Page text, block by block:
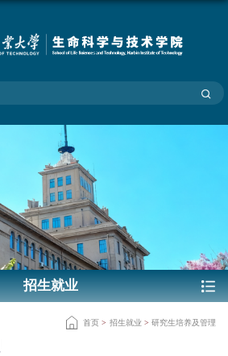
招生就业
首页 > 招生就业 > 研究生培养及管理